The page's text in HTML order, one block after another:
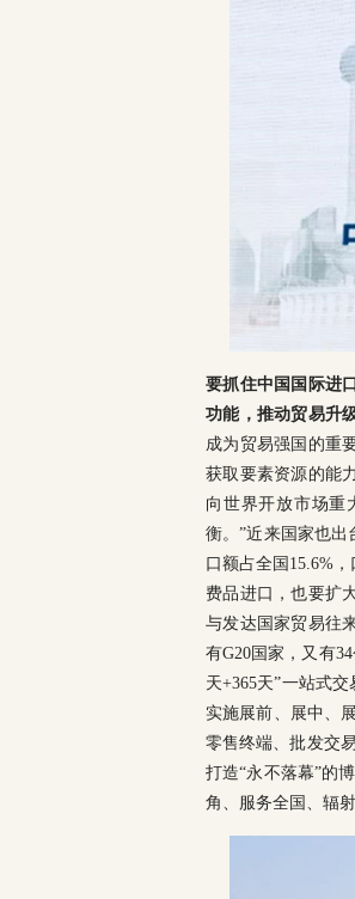
要抓住中国国际进
功能，推动贸易升级
成为贸易强国的重
获取要素资源的能
向世界开放市场重
衡。”近来国家也
口额占全国15.6%
费品进口，也要扩
与发达国家贸易往
有G20国家，又有
天+365天”一站式
实施展前、展中、
零售终端、批发交
打造“永不落幕”的
角、服务全国、辐